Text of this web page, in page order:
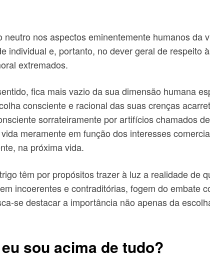
nos aspectos eminentemente humanos da
individual e, portanto, no dever geral de respeito
extremados.
fica mais vazio da sua dimensão humana
consciente e racional das suas crenças
sorrateiramente por artifícios chamados
meramente em função dos interesses
na próxima vida.
têm por propósitos trazer à luz a realidade de
incoerentes e contraditórias, fogem do embate
se destacar a importância não apenas da
sou acima de tudo?